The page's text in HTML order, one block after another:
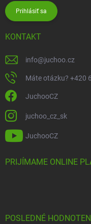
Prihlásiť sa
KONTAKT
info@juchoo.cz
Máte otázku? +420
JuchooCZ
juchoo_cz_sk
JuchooCZ
PRIJÍMAME ONLINE
POSLEDNÉ